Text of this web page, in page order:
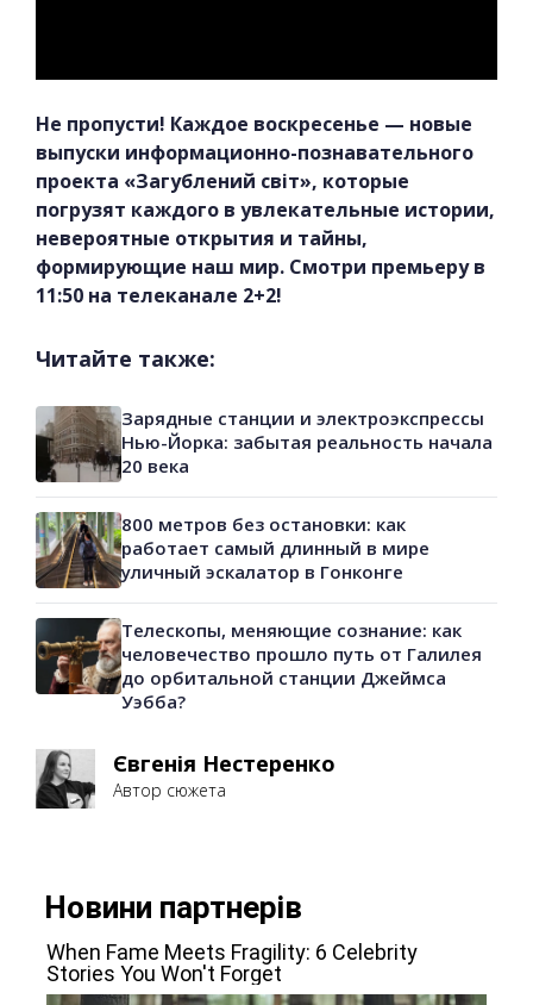
Не пропусти! Каждое воскресенье — новые
выпуски информационно-познавательного
проекта «Загублений світ», которые
погрузят каждого в увлекательные истории,
невероятные открытия и тайны,
формирующие наш мир. Смотри премьеру в
11:50 на телеканале 2+2!
Читайте также:
Зарядные станции и электроэкспрессы
Нью-Йорка: забытая реальность начала
20 века
800 метров без остановки: как
работает самый длинный в мире
уличный эскалатор в Гонконге
Телескопы, меняющие сознание: как
человечество прошло путь от Галилея
до орбитальной станции Джеймса
Уэбба?
Євгенія Нестеренко
Автор сюжета